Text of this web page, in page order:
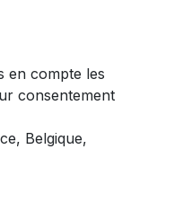
en compte les
consentement
Belgique,